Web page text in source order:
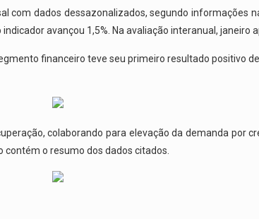
dados dessazonalizados, segundo informações
avançou 1,5%. Na avaliação interanual, janeiro
financeiro teve seu primeiro resultado positivo
colaborando para elevação da demanda por
o resumo dos dados citados.